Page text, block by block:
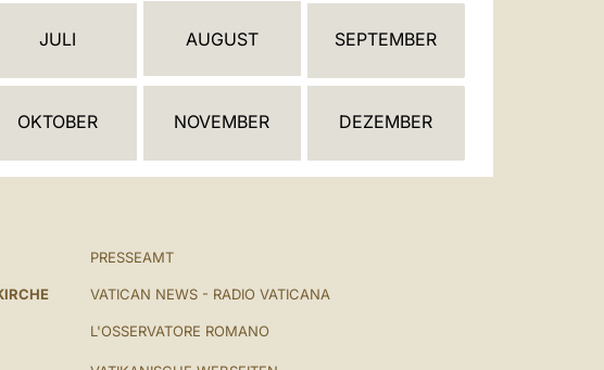
JULI AUGUST SEPTEMBER
OKTOBER NOVEMBER DEZEMBER
PRESSEAMT
VATICAN NEWS - RADIO VATICANA
L'OSSERVATORE ROMANO